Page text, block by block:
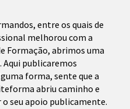
entre os quais de
melhorou com a
Formação, abrimos uma
Aqui publicaremos
forma, sente que a
abriu caminho e
seu apoio publicamente.